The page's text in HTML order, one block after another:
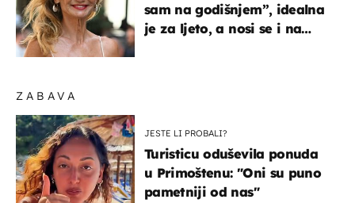
ZABAVA
JESTE LI PROBALI?
Turisticu oduševila ponuda
u Primoštenu: "Oni su puno
pametniji od nas"
sam na godišnjem”, idealna
je za ljeto, a nosi se i na